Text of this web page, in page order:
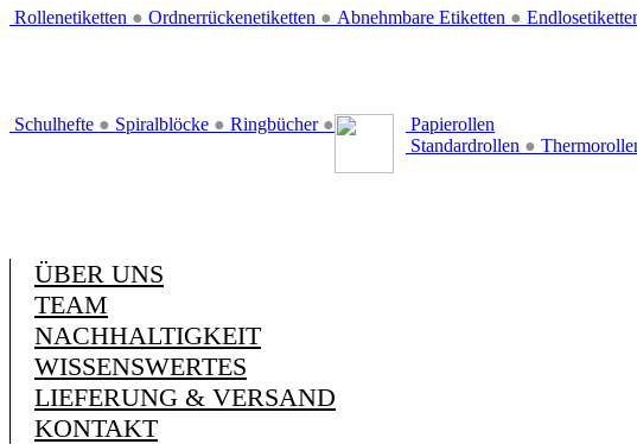
Rollenetiketten ● Ordnerrückenetiketten ● Abnehmbare Etiketten ●
Schulhefte ● Spiralblöcke ● Ringbücher ●
Papierollen
Standardrollen ●
ÜBER UNS
TEAM
NACHHALTIGKEIT
WISSENSWERTES
LIEFERUNG & VERSAND
KONTAKT